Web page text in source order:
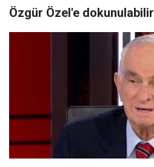
Özgür Özel'e dokunulabilir